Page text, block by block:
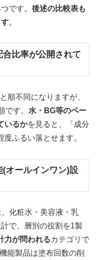
です。 後述の比較表も
。
比率が公開されて
順不同になりますが、
です。 水・BG等のベー
いるかを見ると、「成分
ふるい落とせます。
オールインワン)設
化粧水・美容液・乳
で、層別の役割を1製
力が問われるカテゴリで
能製品は塗布回数の削